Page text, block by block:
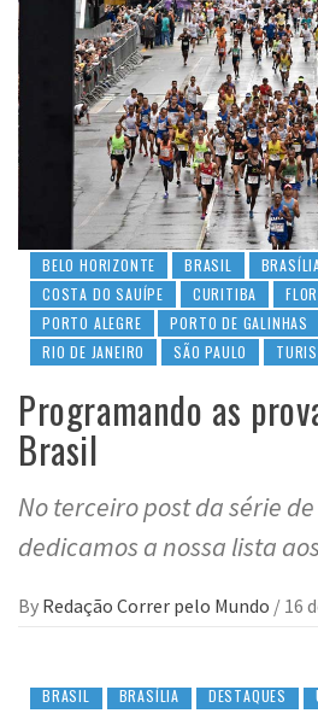
BELO HORIZONTE BRASIL
COSTA DO SAUÍPE
CURITIBA
PORTO ALEGRE
PORTO DE GALINHAS
RIO DE JANEIRO
SÃO PAULO
Programando as
Brasil
No terceiro post da série
dedicamos a nossa lista
By Redação Correr pelo Mundo / 16
BRASIL BRASÍLIA DESTAQUES